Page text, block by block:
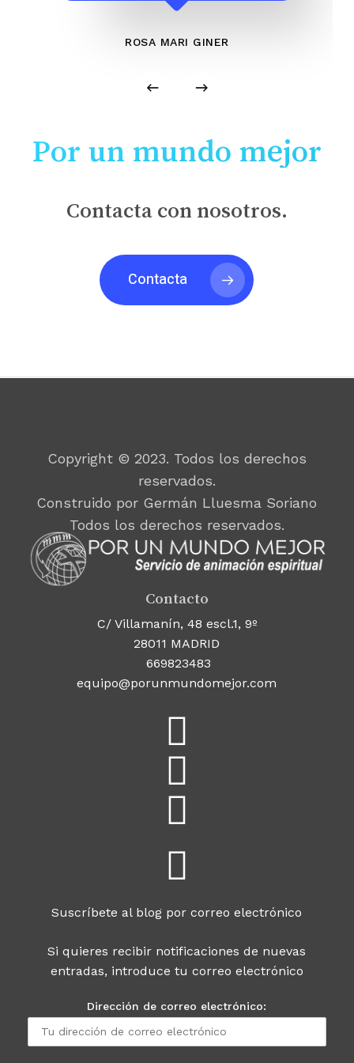
ROSA MARI GINER
Por un mundo mejor
Contacta con nosotros.
Contacta
Copyright © 2023. Todos los derechos
reservados.
Construido por Germán Lluesma Soriano
Todos los derechos reservados.
Contacto
C/ Villamanín, 48 escl.1, 9º
28011 MADRID
669823483
equipo@porunmundomejor.com
Suscríbete al blog por correo electrónico
Si quieres recibir notificaciones de nuevas
entradas, introduce tu correo electrónico
Dirección de correo electrónico: